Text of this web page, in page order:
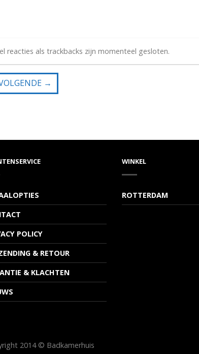
reacties als trackbacks zijn momenteel gesloten.
→
POLICY
& RETOUR
& KLACHTEN
WINKEL
ROTTERDAM
2014 © Badkamerhuis